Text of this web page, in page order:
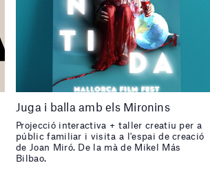
Juga i balla amb els Mironins
Projecció interactiva + taller creatiu per a
públic familiar i visita a l'espai de creació
de Joan Miró. De la mà de Mikel Más
Bilbao.